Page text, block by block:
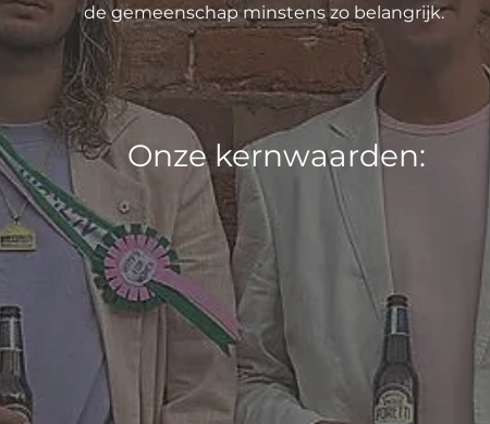
de gemeenschap minstens zo belangrijk.
Onze kernwaarden: